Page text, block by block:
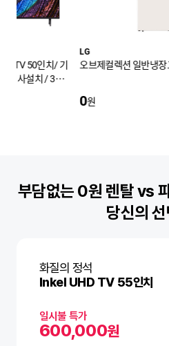
고 335L
LG
휘센 제습기 20L
0원
부담없는 0원 렌탈 vs
당신의
화질의 정석
Inkel UHD TV 55인치
일시불 특가
600,000원